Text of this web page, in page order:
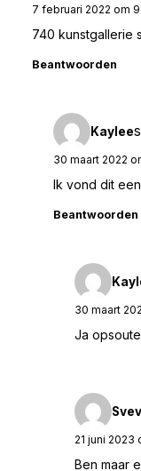
7 februari 2022 om
740 kunstgallerie
Beantwoorden
Kaylee
30 maart 2022
Ik vond dit
Beantwoorden
30 maart
Ja
21 juni 2023
Ben maar